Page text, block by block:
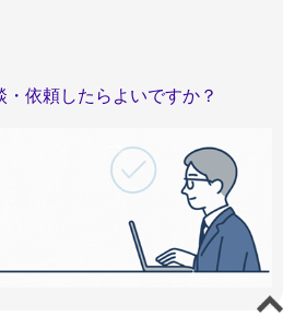
依頼したらよいですか？